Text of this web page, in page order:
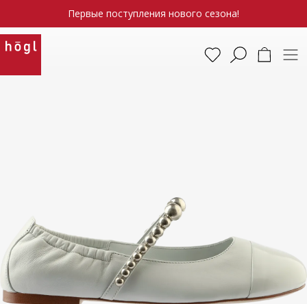
Первые поступления нового сезона!